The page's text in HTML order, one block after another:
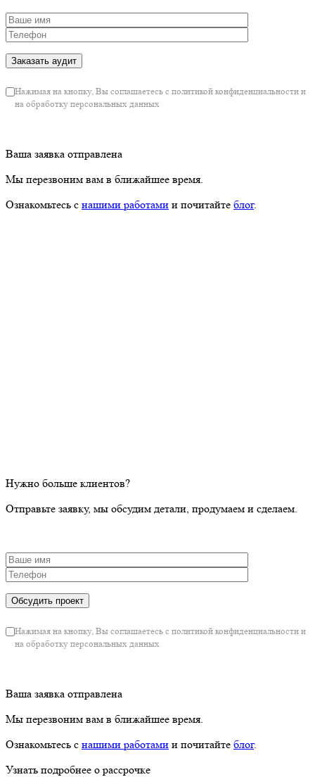
Нажимая на кнопку, Вы соглашаетесь с политикой конфиденциальности и
на обработку персональных данных
Ваша заявка отправлена
Мы перезвоним вам в ближайшее время.
Ознакомьтесь с нашими работами и почитайте блог.
Нужно больше клиентов?
Отправьте заявку, мы обсудим детали, продумаем и сделаем.
Нажимая на кнопку, Вы соглашаетесь с политикой конфиденциальности и
на обработку персональных данных
Ваша заявка отправлена
Мы перезвоним вам в ближайшее время.
Ознакомьтесь с нашими работами и почитайте блог.
Узнать подробнее о рассрочке